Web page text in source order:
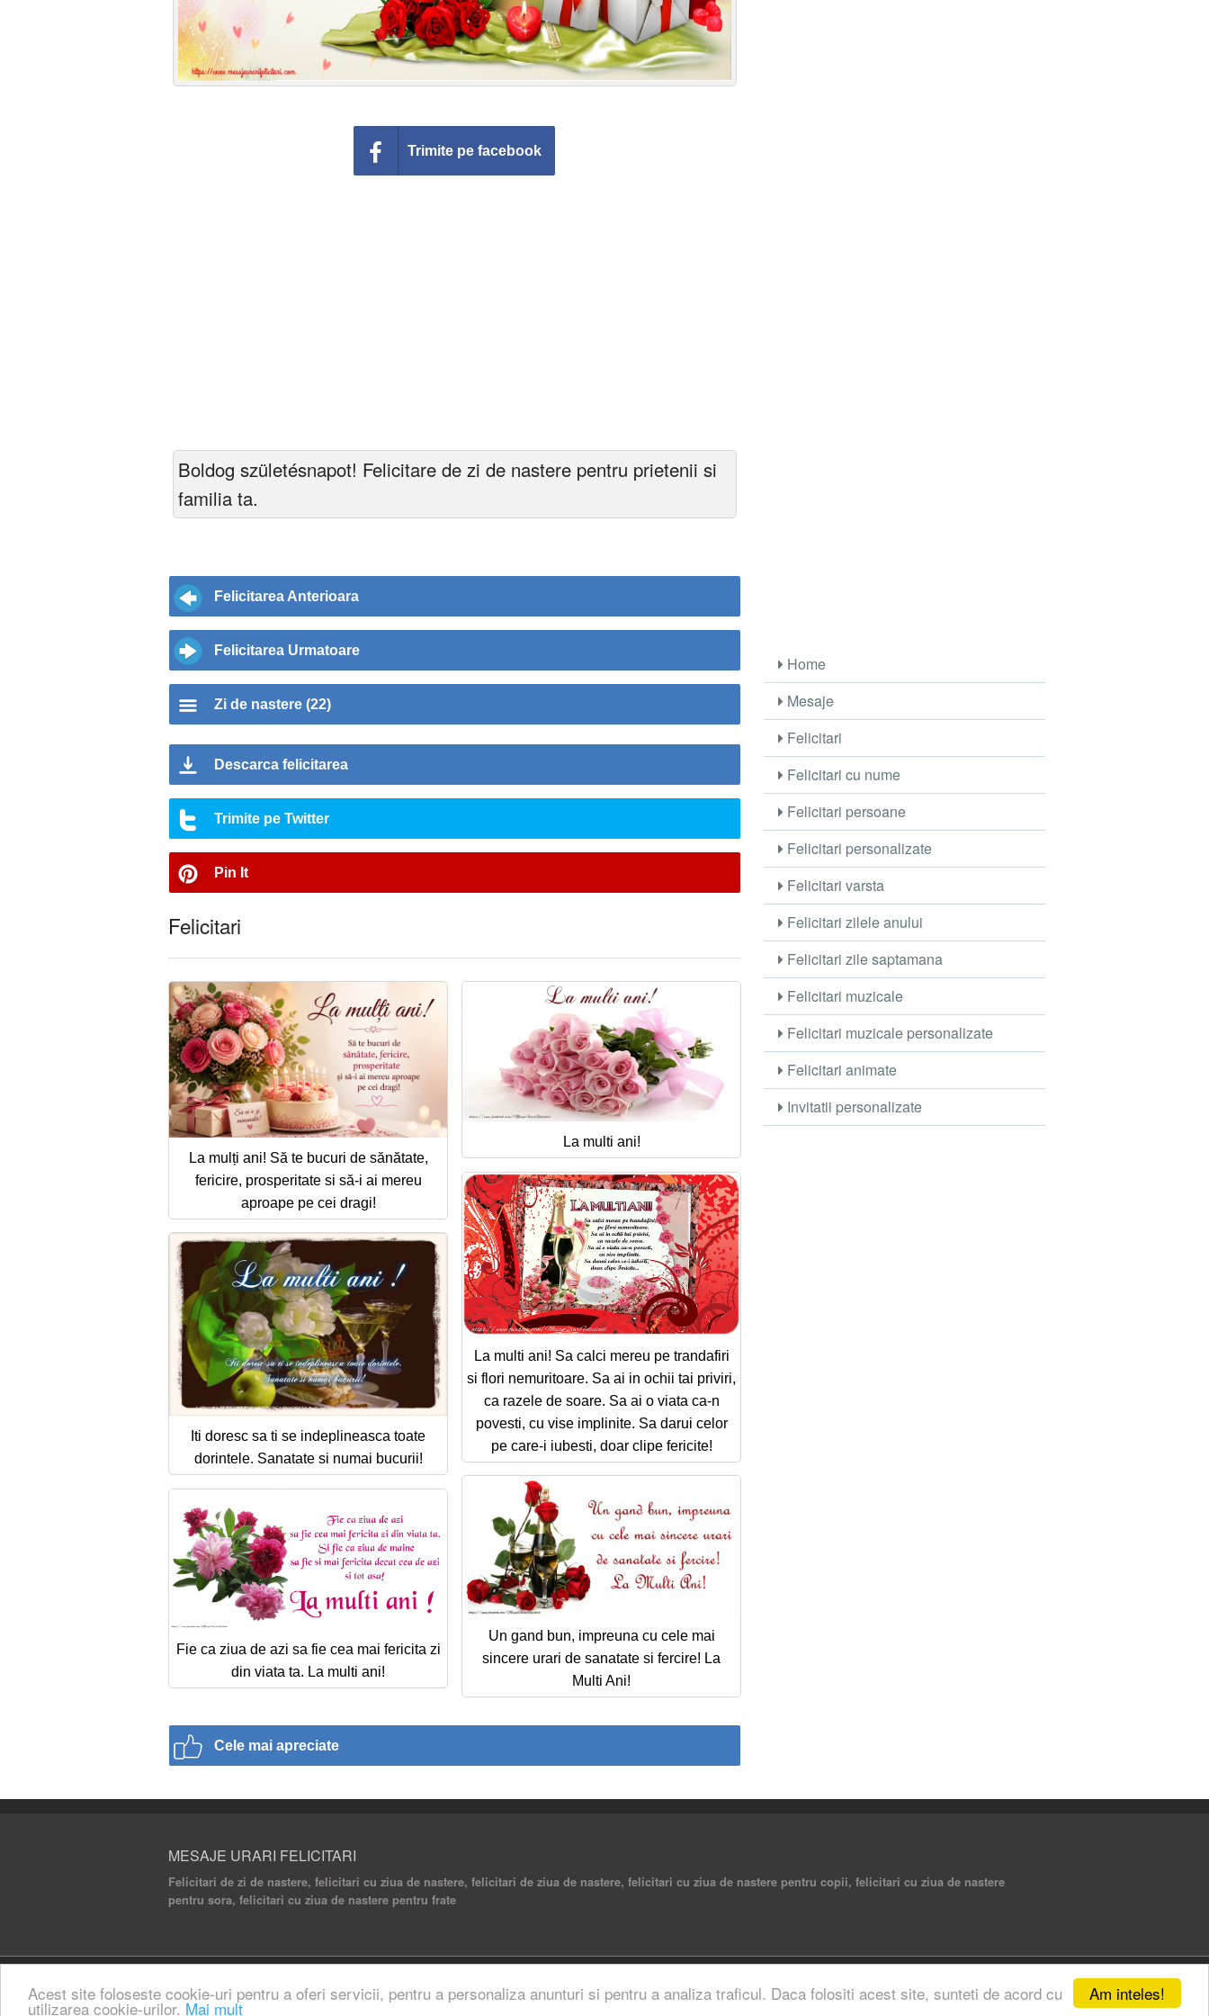
Am inteles!
Acest site foloseste cookie-uri pentru a oferi servicii, pentru a personaliza anunturi si pentru a analiza traficul. Daca folositi acest site, sunteti de acord cu
utilizarea cookie-urilor. Mai mult
Trimite pe facebook
Boldog születésnapot! Felicitare de zi de nastere pentru prietenii si
familia ta.
Felicitarea Anterioara
Felicitarea Urmatoare
Zi de nastere (22)
Descarca felicitarea
Trimite pe Twitter
Pin It
Felicitari
La mulți ani! Să te bucuri de sănătate,
fericire, prosperitate si să-i ai mereu
aproape pe cei dragi!
La multi ani!
La multi ani! Sa calci mereu pe trandafiri
si flori nemuritoare. Sa ai in ochii tai priviri,
ca razele de soare. Sa ai o viata ca-n
povesti, cu vise implinite. Sa darui celor
pe care-i iubesti, doar clipe fericite!
Iti doresc sa ti se indeplineasca toate
dorintele. Sanatate si numai bucurii!
Un gand bun, impreuna cu cele mai
sincere urari de sanatate si fercire! La
Multi Ani!
Fie ca ziua de azi sa fie cea mai fericita zi
din viata ta. La multi ani!
Cele mai apreciate
Home
Mesaje
Felicitari
Felicitari cu nume
Felicitari persoane
Felicitari personalizate
Felicitari varsta
Felicitari zilele anului
Felicitari zile saptamana
Felicitari muzicale
Felicitari muzicale personalizate
Felicitari animate
Invitatii personalizate
MESAJE URARI FELICITARI
Felicitari de zi de nastere, felicitari cu ziua de nastere, felicitari de ziua de nastere, felicitari cu ziua de nastere pentru copii, felicitari cu ziua de nastere
pentru sora, felicitari cu ziua de nastere pentru frate